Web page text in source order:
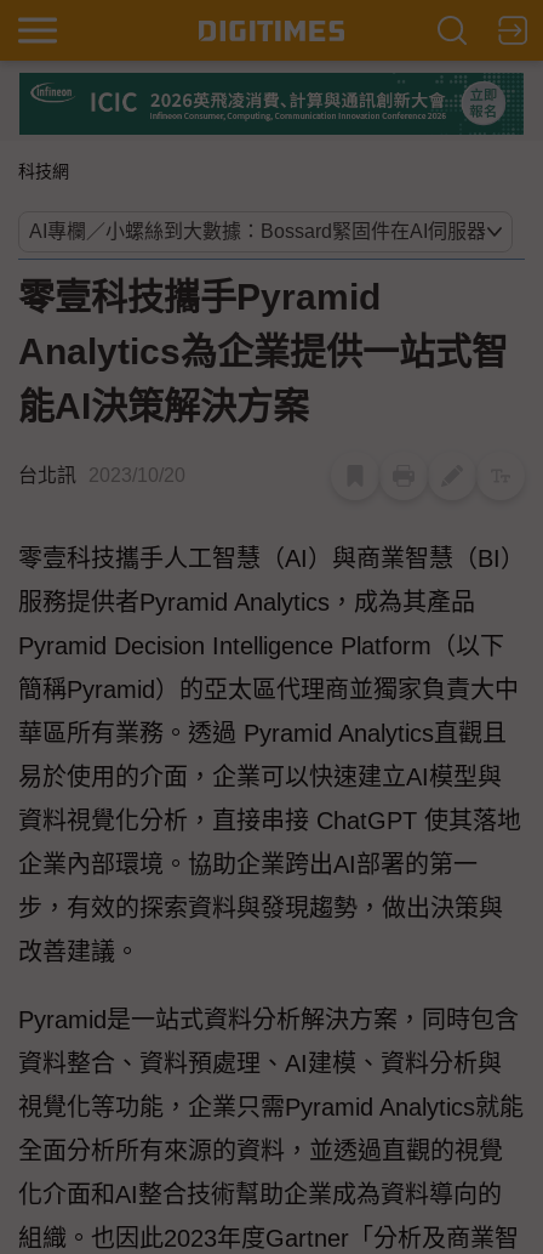
科技網
零壹科技攜手Pyramid
Analytics為企業提供一站式智
能AI決策解決方案
台北訊 2023/10/20
零壹科技攜手人工智慧（AI）與商業智慧（BI）
服務提供者Pyramid Analytics，成為其產品
Pyramid Decision Intelligence Platform（以下
簡稱Pyramid）的亞太區代理商並獨家負責大中
華區所有業務。透過 Pyramid Analytics直觀且
易於使用的介面，企業可以快速建立AI模型與
資料視覺化分析，直接串接 ChatGPT 使其落地
企業內部環境。協助企業跨出AI部署的第一
步，有效的探索資料與發現趨勢，做出決策與
改善建議。
Pyramid是一站式資料分析解決方案，同時包含
資料整合、資料預處理、AI建模、資料分析與
視覺化等功能，企業只需Pyramid Analytics就能
全面分析所有來源的資料，並透過直觀的視覺
化介面和AI整合技術幫助企業成為資料導向的
組織。也因此2023年度Gartner「分析及商業智